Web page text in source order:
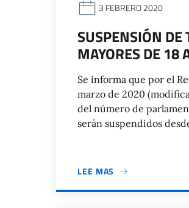
3 FEBRERO 2020
SUSPENSIÓN DE
MAYORES DE 18
Se informa que por el
marzo de 2020
del número de
serán suspendidos
LEE MAS